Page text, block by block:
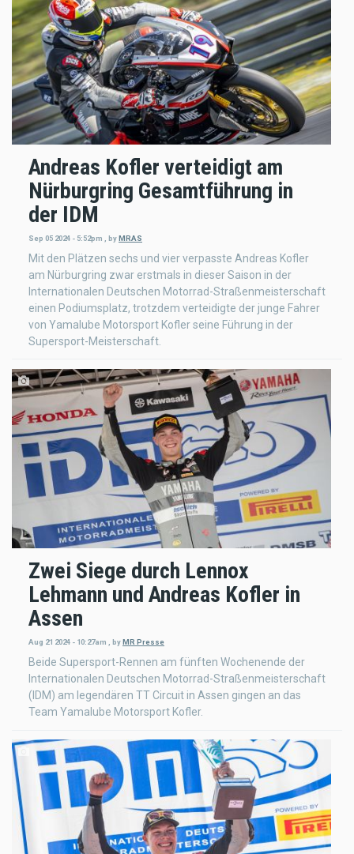
Andreas Kofler verteidigt am
Nürburgring Gesamtführung in
der IDM
Sep 05 2024 - 5:52pm byMRAS
Mit den Plätzen sechs und vier verpasste Andreas Kofler
am Nürburgring zwar erstmals in dieser Saison in der
Internationalen Deutschen Motorrad-Straßenmeisterschaft
einen Podiumsplatz, trotzdem verteidigte der junge Fahrer
von Yamalube Motorsport Kofler seine Führung in der
Supersport-Meisterschaft.
Zwei Siege durch Lennox
Lehmann und Andreas Kofler in
Assen
Aug 21 2024 - 10:27am byMR Presse
Beide Supersport-Rennen am fünften Wochenende der
Internationalen Deutschen Motorrad-Straßenmeisterschaft
(IDM) am legendären TT Circuit in Assen gingen an das
Team Yamalube Motorsport Kofler.